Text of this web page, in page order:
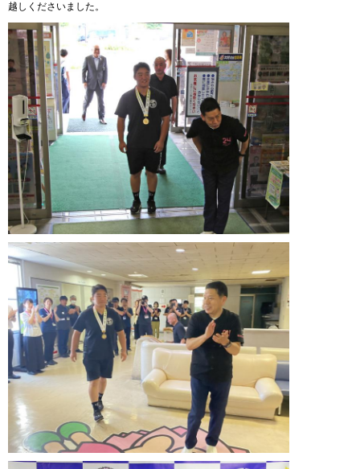
越しくださいました。